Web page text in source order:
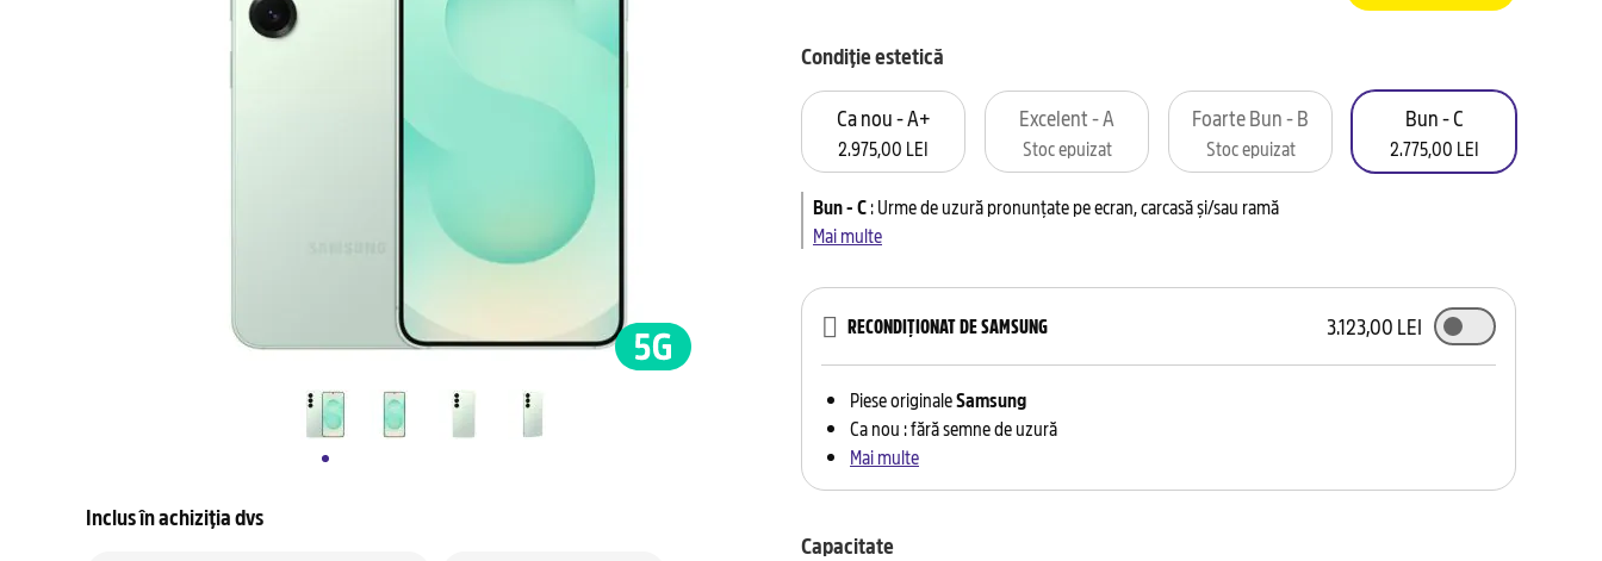
Inclus în achiziția dvs
Condiție estetică
Ca nou - A+
2.975,00 LEI
Excelent - A
Stoc epuizat
Foarte Bun - B
Stoc epuizat
Bun - C
2.775,00 LEI
Bun - C:Urme de uzură pronunțate pe ecran, carcasă și/sau ramă
Mai multe
RECONDIȚIONAT DE SAMSUNG 3.123,00 LEI
Piese originaleSamsung
Ca nou : fără semne de uzură
Mai multe
Capacitate